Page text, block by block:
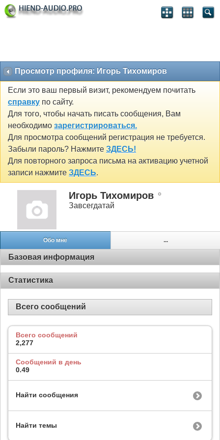
Просмотр профиля: Игорь Тихомиров
Если это ваш первый визит, рекомендуем почитать
справку по сайту.
Для того, чтобы начать писать сообщения, Вам
необходимо зарегистрироваться.
Для просмотра сообщений регистрация не требуется.
Забыли пароль? Нажмите ЗДЕСЬ!
Для повторного запроса письма на активацию учетной
записи нажмите ЗДЕСЬ.
Игорь Тихомиров
Завсегдатай
Обо мне ...
Базовая информация
Статистика
Всего сообщений
Всего сообщений
2,277
Сообщений в день
0.49
Найти сообщения
Найти темы